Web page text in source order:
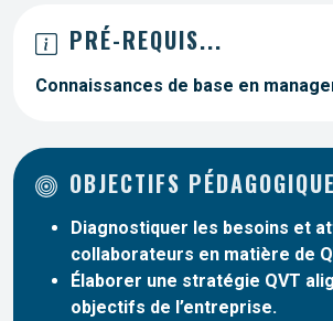
PRÉ-REQUIS...
Connaissances de base en
OBJECTIFS
Diagnostiquer les besoins et
collaborateurs en matière de
Élaborer une stratégie QVT
objectifs de l’entreprise.